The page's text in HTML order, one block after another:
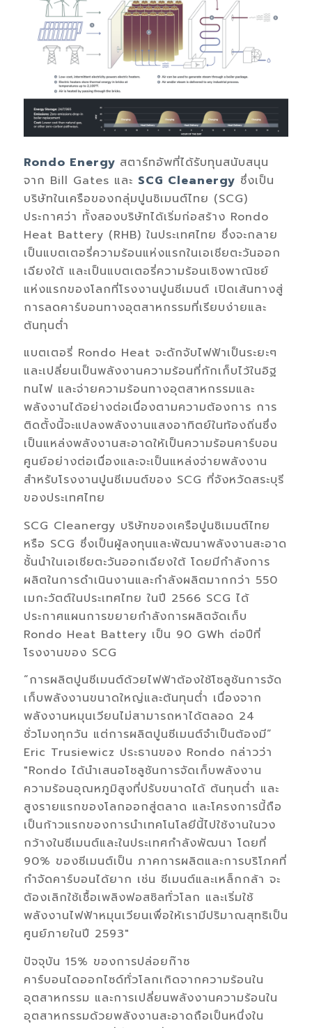
Rondo Energy สตาร์ทอัพที่ได้รับทุนสนับสนุน
จาก Bill Gates และ SCG Cleanergy ซึ่งเป็น
บริษัทในเครือของกลุ่มปูนซิเมนต์ไทย (SCG)
ประกาศว่า ทั้งสองบริษัทได้เริ่มก่อสร้าง Rondo
Heat Battery (RHB) ในประเทศไทย ซึ่งจะกลาย
เป็นแบตเตอรี่ความร้อนแห่งแรกในเอเชียตะวันออก
เฉียงใต้ และเป็นแบตเตอรี่ความร้อนเชิงพาณิชย์
แห่งแรกของโลกที่โรงงานปูนซีเมนต์ เปิดเส้นทางสู่
การลดคาร์บอนทางอุตสาหกรรมที่เรียบง่ายและ
ต้นทุนต่ำ
แบตเตอรี่ Rondo Heat จะดักจับไฟฟ้าเป็นระยะๆ
และเปลี่ยนเป็นพลังงานความร้อนที่กักเก็บไว้ในอิฐ
ทนไฟ และจ่ายความร้อนทางอุตสาหกรรมและ
พลังงานได้อย่างต่อเนื่องตามความต้องการ การ
ติดตั้งนี้จะแปลงพลังงานแสงอาทิตย์ในท้องถิ่นซึ่ง
เป็นแหล่งพลังงานสะอาดให้เป็นความร้อนคาร์บอน
ศูนย์อย่างต่อเนื่องและจะเป็นแหล่งจ่ายพลังงาน
สำหรับโรงงานปูนซีเมนต์ของ SCG ที่จังหวัดสระบุรี
ของประเทศไทย
SCG Cleanergy บริษัทของเครือปูนซิเมนต์ไทย
หรือ SCG ซึ่งเป็นผู้ลงทุนและพัฒนาพลังงานสะอาด
ชั้นนำในเอเชียตะวันออกเฉียงใต้ โดยมีกำลังการ
ผลิตในการดำเนินงานและกำลังผลิตมากกว่า 550
เมกะวัตต์ในประเทศไทย ในปี 2566 SCG ได้
ประกาศแผนการขยายกำลังการผลิตจัดเก็บ
Rondo Heat Battery เป็น 90 GWh ต่อปีที่
โรงงานของ SCG
“การผลิตปูนซีเมนต์ด้วยไฟฟ้าต้องใช้โซลูชันการจัด
เก็บพลังงานขนาดใหญ่และต้นทุนต่ำ เนื่องจาก
พลังงานหมุนเวียนไม่สามารถหาได้ตลอด 24
ชั่วโมงทุกวัน แต่การผลิตปูนซีเมนต์จำเป็นต้องมี”
Eric Trusiewicz ประธานของ Rondo กล่าวว่า
"Rondo ได้นำเสนอโซลูชันการจัดเก็บพลังงาน
ความร้อนอุณหภูมิสูงที่ปรับขนาดได้ ต้นทุนต่ำ และ
สูงรายแรกของโลกออกสู่ตลาด และโครงการนี้ถือ
เป็นก้าวแรกของการนำเทคโนโลยีนี้ไปใช้งานในวง
กว้างในซีเมนต์และในประเทศกำลังพัฒนา โดยที่
90% ของซีเมนต์เป็น ภาคการผลิตและการบริโภคที่
กำจัดคาร์บอนได้ยาก เช่น ซีเมนต์และเหล็กกล้า จะ
ต้องเลิกใช้เชื้อเพลิงฟอสซิลทั่วโลก และเริ่มใช้
พลังงานไฟฟ้าหมุนเวียนเพื่อให้เรามีปริมาณสุทธิเป็น
ศูนย์ภายในปี 2593"
ปัจจุบัน 15% ของการปล่อยก๊าซ
คาร์บอนไดออกไซด์ทั่วโลกเกิดจากความร้อนใน
อุตสาหกรรม และการเปลี่ยนพลังงานความร้อนใน
อุตสาหกรรมด้วยพลังงานสะอาดถือเป็นหนึ่งใน